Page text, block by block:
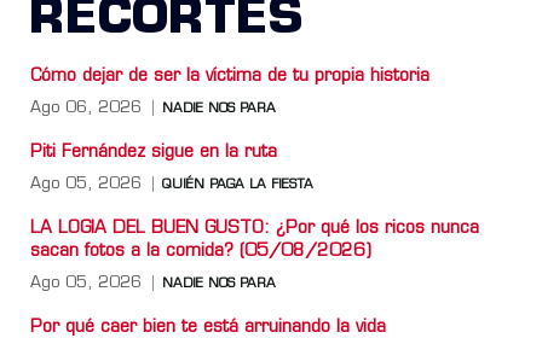
RECORTES
Cómo dejar de ser la víctima de tu propia historia
Ago 06, 2026 NADIE NOS PARA
Piti Fernández sigue en la ruta
Ago 05, 2026 QUIÉN PAGA LA FIESTA
LA LOGIA DEL BUEN GUSTO: ¿Por qué los ricos nunca
sacan fotos a la comida? (05/08/2026)
Ago 05, 2026 NADIE NOS PARA
Por qué caer bien te está arruinando la vida